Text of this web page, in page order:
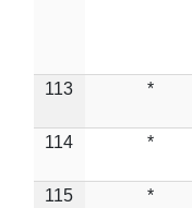
113 *
114 *
115 *